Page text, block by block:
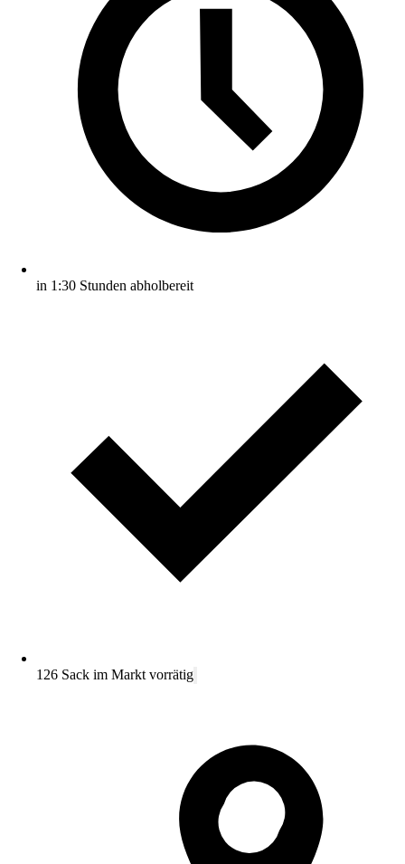
in 1:30 Stunden abholbereit
126 Sack im Markt vorrätig